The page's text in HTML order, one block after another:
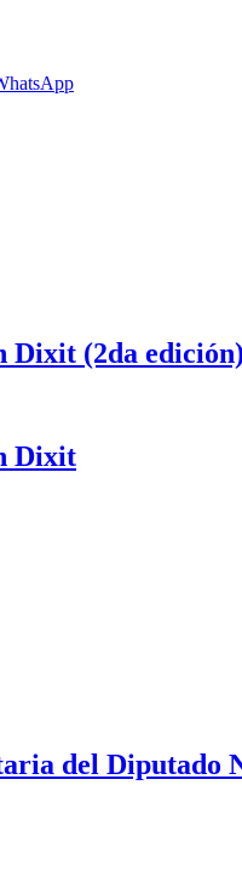
(2da edición)
Dixit
del Diputado